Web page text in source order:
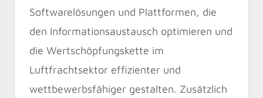
Softwarelösungen und Plattformen, die
den Informationsaustausch optimieren und
die Wertschöpfungskette im
Luftfrachtsektor effizienter und
wettbewerbsfähiger gestalten. Zusätzlich